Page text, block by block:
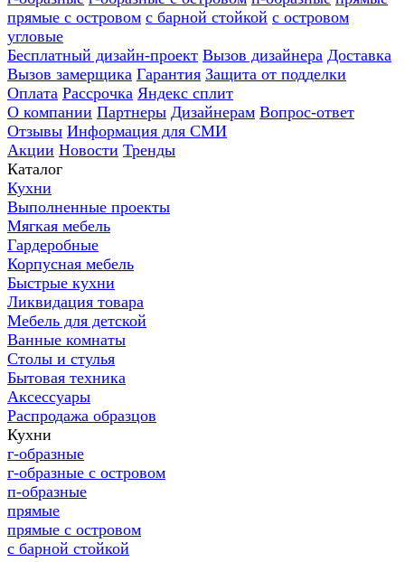
прямые с островом с барной стойкой с островом
угловые
Бесплатный дизайн-проект Вызов дизайнера Доставка
Вызов замерщика Гарантия Защита от подделки
Оплата Рассрочка Яндекс сплит
О компании Партнеры Дизайнерам Вопрос-ответ
Отзывы Информация для СМИ
Акции Новости Тренды
Каталог
Кухни
Выполненные проекты
Мягкая мебель
Гардеробные
Корпусная мебель
Быстрые кухни
Ликвидация товара
Мебель для детской
Ванные комнаты
Столы и стулья
Бытовая техника
Аксессуары
Распродажа образцов
Кухни
г-образные
г-образные с островом
п-образные
прямые
прямые с островом
с барной стойкой